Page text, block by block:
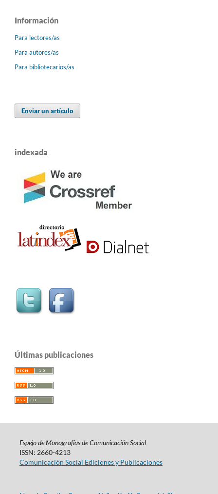
Información
Para lectores/as
Para autores/as
Para bibliotecarios/as
Enviar un artículo
indexada
Últimas publicaciones
Espejo de Monografías de Comunicación Social
ISSN: 2660-4213
Comunicación Social Ediciones y Publicaciones